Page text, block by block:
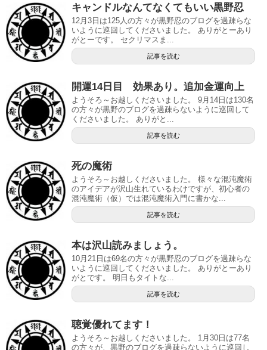
キャンドルなんてなくてもいい黒野忍
12月3日は125人の方々が黒野忍のブログを過疎らな
いように巡回してくださいました。 ありがとーあり
がとーです。 セクリマスま...
記事を読む
開運14日目 効果あり。追加金運向上
ようそろ～お越しくださいました。 9月14日は130名
の方々が黒野のブログを過疎らないように巡回して
くださいました。 ありがと...
記事を読む
死の魔術
ようそろ～お越しくださいました。 様々な混沌魔術
のアイデアが沢山生れているわけですが、初心者の
混沌魔術（仮）では混沌魔術入門に書かな...
記事を読む
本は沢山読みましょう。
10月21日は69名の方々が黒野忍のブログを過疎らな
いように巡回してくださいました。 ありがとーあり
がとです。 明日もタイトな...
記事を読む
聴覚優れてます！
ようそろ～お越しくださいました。 1月30日は77名
の方々が、黒野のブログを過疎らないように巡回し